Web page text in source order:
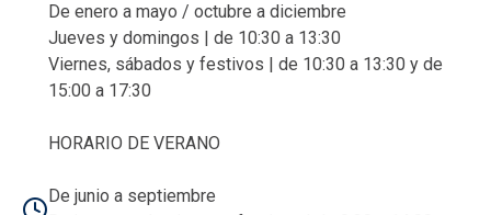
De enero a mayo / octubre a diciembre
Jueves y domingos | de 10:30 a 13:30
Viernes, sábados y festivos | de 10:30 a 13:30 y de
15:00 a 17:30
HORARIO DE VERANO
De junio a septiembre